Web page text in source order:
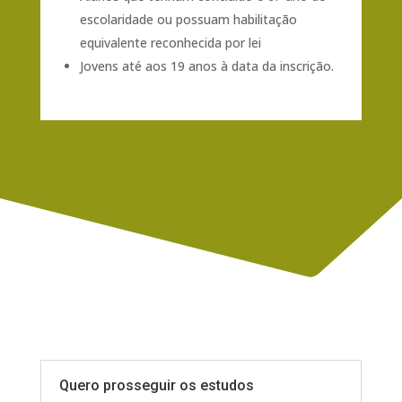
escolaridade ou possuam habilitação
equivalente reconhecida por lei
Jovens até aos 19 anos à data da inscrição.
Quero prosseguir os estudos